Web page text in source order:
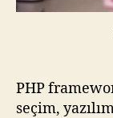
PHP
seçim,